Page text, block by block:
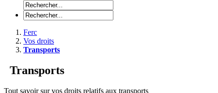
Ferc
Vos droits
Transports
Transports
Tout savoir sur vos droits relatifs aux transports